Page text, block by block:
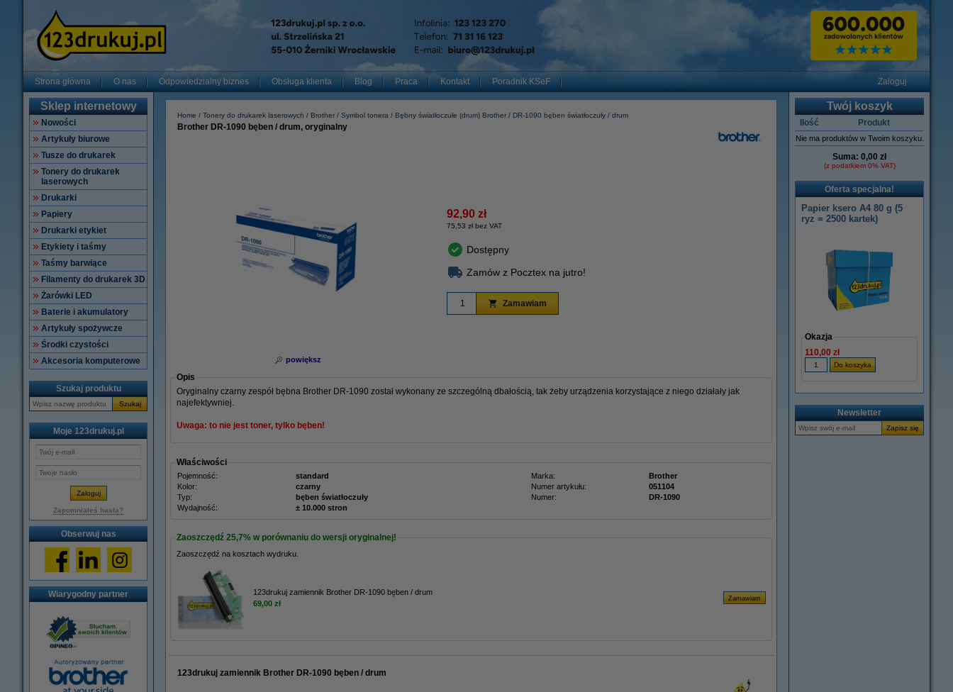
Strona główna O nas Odpowiedzialny biznes Obsługa klienta Blog Praca Kontakt Poradnik KSeF Zaloguj
Sklep internetowy
Nowości
Artykuły biurowe
Tusze do drukarek
Tonery do drukarek
laserowych
Drukarki
Papiery
Drukarki etykiet
Etykiety i taśmy
Taśmy barwiące
Filamenty do drukarek 3D
Żarówki LED
Baterie i akumulatory
Artykuły spożywcze
Środki czystości
Akcesoria komputerowe
Szukaj produktu
Szukaj
Moje 123drukuj.pl
Zapomniałeś hasła?
Obserwuj nas
Wiarygodny partner
Home Tonery do drukarek laserowych Brother Symbol tonera Bębny światłoczułe (drum) Brother DR-1090 bęben światłoczuły / drum
Brother DR-1090 bęben / drum, oryginalny
powiększ
92,90 zł
75,53 zł bez VAT
Dostępny
Zamów z Pocztex na jutro!
Zamawiam
Opis
Oryginalny czarny zespół bębna Brother DR-1090 został wykonany ze szczególną dbałością, tak żeby urządzenia korzystające z niego działały jak
najefektywniej.
Uwaga: to nie jest toner, tylko bęben!
Właściwości
Pojemność: standard Marka:
Brother
Kolor:
czarny Numer artykułu:
051104
Typ:
bęben światłoczuły Numer:
DR-1090
Wydajność:
± 10.000 stron
Zaoszczędź 25,7% w porównaniu do wersji oryginalnej!
Zaoszczędź na kosztach wydruku.
123drukuj zamiennik Brother DR-1090 bęben / drum
69,00 zł
123drukuj zamiennik Brother DR-1090 bęben / drum
Twój koszyk
Ilość Produkt
Nie ma produktów w Twoim koszyku.
Suma: 0,00 zł
(z podatkiem 0% VAT)
Oferta specjalna!
Papier ksero A4 80 g (5
ryz = 2500 kartek)
Okazja
110,00 zł
Newsletter